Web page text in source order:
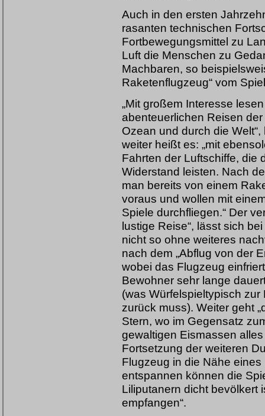
Auch in den ersten
rasanten technischen
Fortbewegungsmittel zu
Luft die Menschen zu
Machbaren, so
Raketenflugzeug“ vom
„Mit großem Interesse
abenteuerlichen Reisen
Ozean und durch die
weiter heißt es: „mit
Fahrten der Luftschiffe, die
Widerstand leisten. Nach
man bereits von einem
voraus und wollen mit
Spiele durchfliegen.“ Der
lustige Reise“, lässt sich
nicht so ohne weiteres
nach dem „Abflug von der
wobei das Flugzeug
Bewohner sehr lange
(was Würfelspieltypisch
zurück muss). Weiter geht
Stern, wo im Gegensatz
gewaltigen Eismassen
Fortsetzung der weiteren
Flugzeug in die Nähe
entspannen können die
Liliputanern dicht bevölkert
empfangen“.